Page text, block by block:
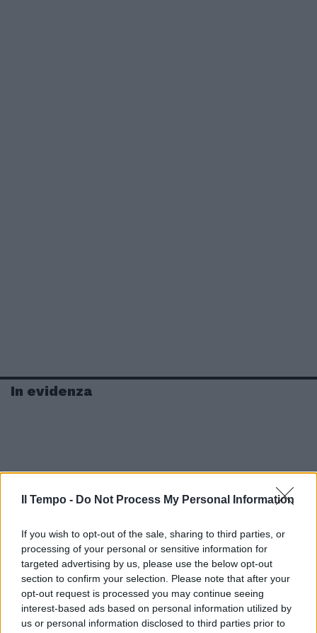
Il Tempo - Do Not Process My Personal Information
If you wish to opt-out of the sale, sharing to third parties, or
processing of your personal or sensitive information for
targeted advertising by us, please use the below opt-out
section to confirm your selection. Please note that after your
opt-out request is processed you may continue seeing
interest-based ads based on personal information utilized by
us or personal information disclosed to third parties prior to
In evidenza